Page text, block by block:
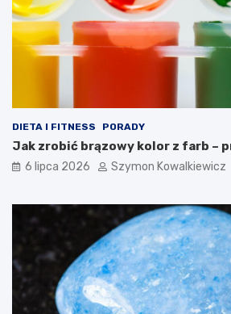
DIETA I FITNESS PORADY
Jak zrobić brązowy kolor z farb –
6 lipca 2026 Szymon Kowalkiewicz